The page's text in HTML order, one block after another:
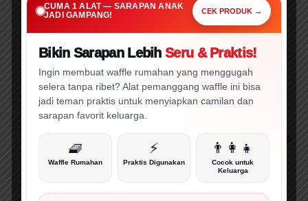
CUMA 1 ALAT — SARAPAN ANAK
JADI GAMPANG!
CEK PRODUK →
🔥 WAJIB CEK! ⚡ PROMO
Sarapan Anak Jadi Gampang!
Bikin Sarapan LebihSeru & Praktis!
Ingin membuat waffle rumahan yang menggugah
selera tanpa ribet? Alat pemanggang waffle ini bisa
jadi teman praktis untuk menyiapkan camilan dan
sarapan favorit keluarga.
🧇
Waffle Rumahan
⚡
Praktis Digunakan
👨‍👩‍👧
Cocok untuk
Keluarga